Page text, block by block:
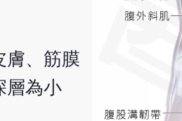
膚、筋膜
層為小